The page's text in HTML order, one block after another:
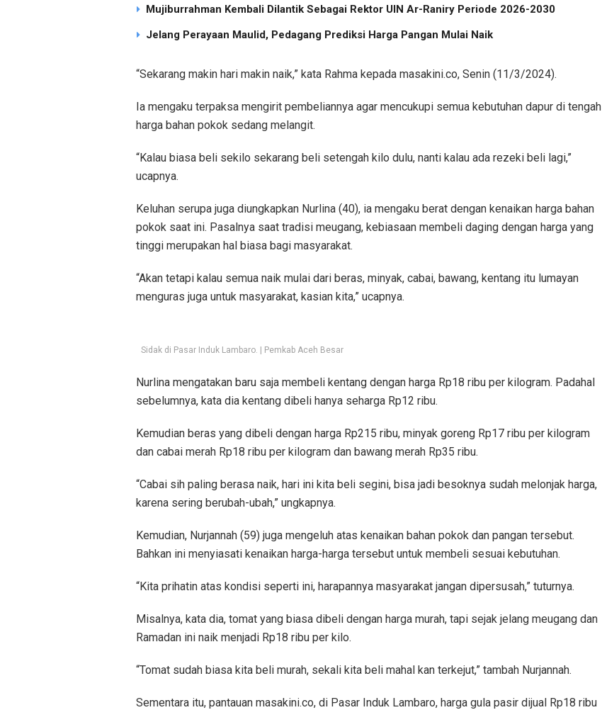
Mujiburrahman Kembali Dilantik Sebagai Rektor UIN Ar-Raniry Periode 2026-2030
Jelang Perayaan Maulid, Pedagang Prediksi Harga Pangan Mulai Naik
“Sekarang makin hari makin naik,” kata Rahma kepada masakini.co, Senin (11/3/2024).
Ia mengaku terpaksa mengirit pembeliannya agar mencukupi semua kebutuhan dapur di tengah
harga bahan pokok sedang melangit.
“Kalau biasa beli sekilo sekarang beli setengah kilo dulu, nanti kalau ada rezeki beli lagi,”
ucapnya.
Keluhan serupa juga diungkapkan Nurlina (40), ia mengaku berat dengan kenaikan harga bahan
pokok saat ini. Pasalnya saat tradisi meugang, kebiasaan membeli daging dengan harga yang
tinggi merupakan hal biasa bagi masyarakat.
“Akan tetapi kalau semua naik mulai dari beras, minyak, cabai, bawang, kentang itu lumayan
menguras juga untuk masyarakat, kasian kita,” ucapnya.
Sidak di Pasar Induk Lambaro. | Pemkab Aceh Besar
Nurlina mengatakan baru saja membeli kentang dengan harga Rp18 ribu per kilogram. Padahal
sebelumnya, kata dia kentang dibeli hanya seharga Rp12 ribu.
Kemudian beras yang dibeli dengan harga Rp215 ribu, minyak goreng Rp17 ribu per kilogram
dan cabai merah Rp18 ribu per kilogram dan bawang merah Rp35 ribu.
“Cabai sih paling berasa naik, hari ini kita beli segini, bisa jadi besoknya sudah melonjak harga,
karena sering berubah-ubah,” ungkapnya.
Kemudian, Nurjannah (59) juga mengeluh atas kenaikan bahan pokok dan pangan tersebut.
Bahkan ini menyiasati kenaikan harga-harga tersebut untuk membeli sesuai kebutuhan.
“Kita prihatin atas kondisi seperti ini, harapannya masyarakat jangan dipersusah,” tuturnya.
Misalnya, kata dia, tomat yang biasa dibeli dengan harga murah, tapi sejak jelang meugang dan
Ramadan ini naik menjadi Rp18 ribu per kilo.
“Tomat sudah biasa kita beli murah, sekali kita beli mahal kan terkejut,” tambah Nurjannah.
Sementara itu, pantauan masakini.co, di Pasar Induk Lambaro, harga gula pasir dijual Rp18 ribu